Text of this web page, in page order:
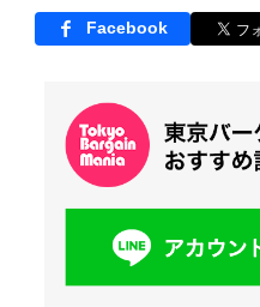
Facebook